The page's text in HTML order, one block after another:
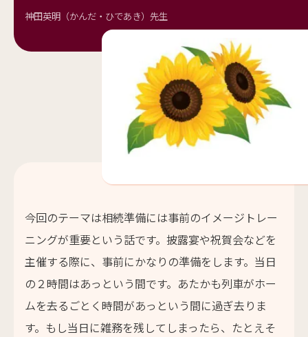
神田英明（かんだ・ひであき）先生
今回のテーマは相続準備には事前のイメージトレー
ニングが重要という話です。披露宴や祝賀会などを
主催する際に、事前にかなりの準備をします。当日
の２時間はあっという間です。あたかも列車がホー
ムを去るごとく時間があっという間に過ぎ去りま
す。もし当日に雑務を残してしまったら、たとえそ